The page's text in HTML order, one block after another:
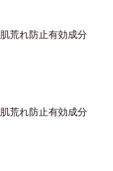
荒れ防止有効成分
荒れ防止有効成分